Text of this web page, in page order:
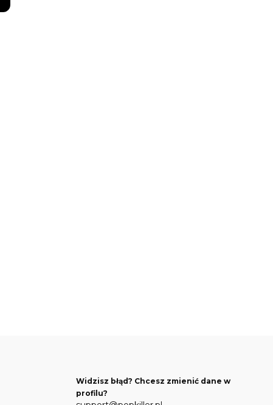
Widzisz błąd? Chcesz zmienić dane w
profilu?